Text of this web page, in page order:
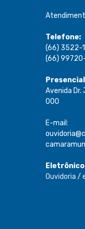
Telefone:
(66) 3522-
(66)
Avenida Dr.
000
E-mail:
Ouvidoria /